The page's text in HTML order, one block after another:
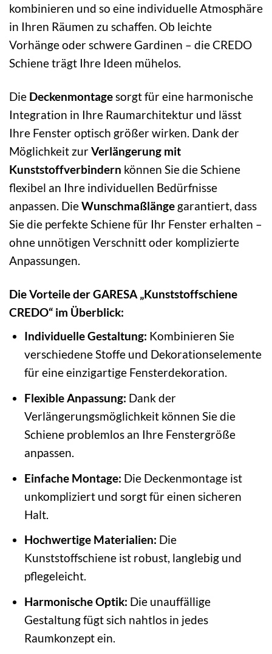
kombinieren und so eine individuelle Atmosphäre
in Ihren Räumen zu schaffen. Ob leichte
Vorhänge oder schwere Gardinen – die CREDO
Schiene trägt Ihre Ideen mühelos.
Die Deckenmontagesorgt für eine harmonische
Integration in Ihre Raumarchitektur und lässt
Ihre Fenster optisch größer wirken. Dank der
Möglichkeit zurVerlängerung mit
Kunststoffverbindern können Sie die Schiene
flexibel an Ihre individuellen Bedürfnisse
anpassen. DieWunschmaßlänge garantiert, dass
Sie die perfekte Schiene für Ihr Fenster erhalten –
ohne unnötigen Verschnitt oder komplizierte
Anpassungen.
Die Vorteile der GARESA „Kunststoffschiene
CREDO“ im Überblick:
Individuelle Gestaltung: Kombinieren Sie
verschiedene Stoffe und Dekorationselemente
für eine einzigartige Fensterdekoration.
Flexible Anpassung: Dank der
Verlängerungsmöglichkeit können Sie die
Schiene problemlos an Ihre Fenstergröße
anpassen.
Einfache Montage: Die Deckenmontage ist
unkompliziert und sorgt für einen sicheren
Halt.
Hochwertige Materialien: Die
Kunststoffschiene ist robust, langlebig und
pflegeleicht.
Harmonische Optik: Die unauffällige
Gestaltung fügt sich nahtlos in jedes
Raumkonzept ein.